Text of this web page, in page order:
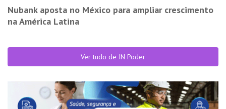
Nubank aposta no México para ampliar crescimento
na América Latina
Ver tudo de IN Poder